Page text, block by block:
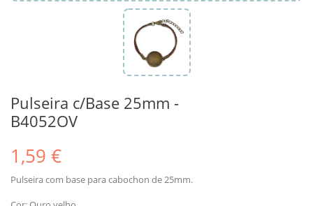
Pulseira c/Base 25mm -
B4052OV
1,59 €
Pulseira com base para cabochon de 25mm.